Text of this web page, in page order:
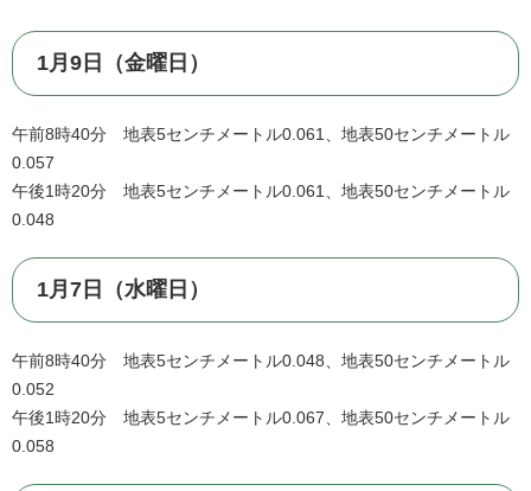
1月9日（金曜日）
午前8時40分 地表5センチメートル0.061、地表50センチメートル
0.057
午後1時20分 地表5センチメートル0.061、地表50センチメートル
0.048
1月7日（水曜日）
午前8時40分 地表5センチメートル0.048、地表50センチメートル
0.052
午後1時20分 地表5センチメートル0.067、地表50センチメートル
0.058